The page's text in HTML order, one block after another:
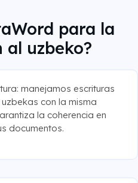
para la
uzbeko?
manejamos escrituras
con la misma
la coherencia en
documentos.